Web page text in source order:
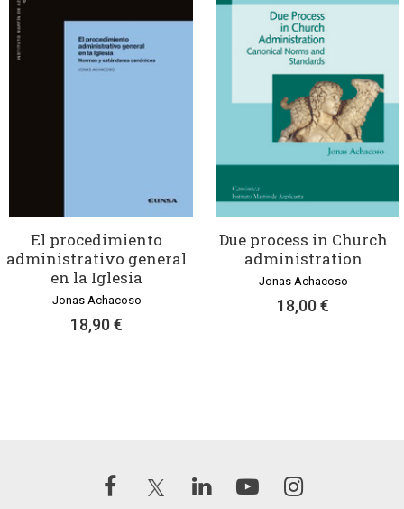
El procedimiento
administrativo general
en la Iglesia
Jonas Achacoso
18,90 €
Due process in Church
administration
Jonas Achacoso
18,00 €